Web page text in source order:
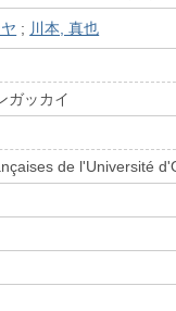
; 川本, 真也
ッカイ
de l'Université